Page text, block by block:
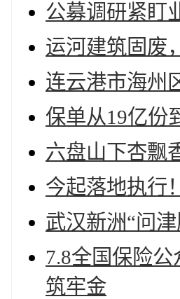
公募调研紧盯
运河建筑固废
连云港市海州
保单从19亿份
六盘山下杏飘
今起落地执行
武汉新洲“问
7.8全国保险
筑牢金